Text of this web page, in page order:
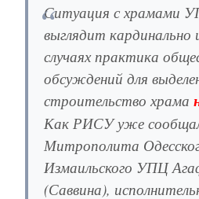
Ситуация с храмами
выглядит
случаях практика
обсуждений для
строительство храма
Как РИСУ уже
Митрополита
Измаильского УПЦ
(Саввина),